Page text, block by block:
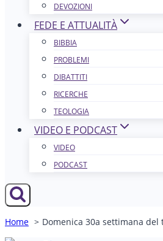
DEVOZIONI
FEDE E ATTUALITÀ
BIBBIA
PROBLEMI
DIBATTITI
RICERCHE
TEOLOGIA
VIDEO E PODCAST
VIDEO
PODCAST
Home Domenica 30a settimana